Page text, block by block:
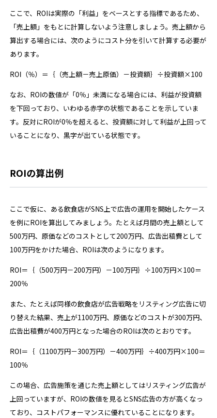
ここで、ROIは実際の「利益」をベースとする指標であるため、
「売上額」をもとに計算しないよう注意しましょう。売上額から
算出する場合には、次のようにコスト分を引いて計算する必要が
あります。
ROI（％）＝｛（売上額－売上原価）－投資額｝÷投資額×100
なお、ROIの数値が「0％」未満になる場合には、利益が投資額
を下回っており、いわゆる赤字の状態であることを示していま
す。反対にROIが0％を超えると、投資額に対して利益が上回って
いることになり、黒字が出ている状態です。
ROIの算出例
ここで仮に、ある飲食店がSNS上で広告の運用を開始したケース
を例にROIを算出してみましょう。たとえば月間の売上額として
500万円、原価などのコストとして200万円、広告出稿費として
100万円をかけた場合、ROIは次のようになります。
ROI＝｛（500万円－200万円）－100万円｝÷100万円×100＝
200％
また、たとえば同様の飲食店が広告戦略をリスティング広告に切
り替えた結果、売上が1100万円、原価などのコストが300万円、
広告出稿費が400万円となった場合のROIは次のとおりです。
ROI＝｛（1100万円－300万円）－400万円｝÷400万円×100＝
100％
この場合、広告施策を通じた売上額としてはリスティング広告が
上回っていますが、ROIの数値を見るとSNS広告の方が高くなっ
ており、コストパフォーマンスに優れていることになります。